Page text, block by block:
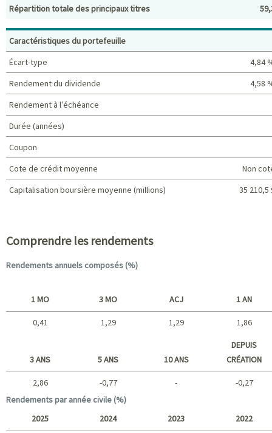
Principaux titres (%)
Répartition totale des principaux titres
Caractéristiques du portefeuille
Écart-type
4,84
Rendement du dividende
4,58
Rendement à l’échéance
Durée (années)
Coupon
Cote de crédit moyenne
Non
Capitalisation boursière moyenne (millions)
35 210,5
Comprendre les rendements
Rendements annuels composés (%)
1 MO 3 MO ACJ 1 AN
0,41 1,29 1,29 1,86
Long terme
3 ANS 5 ANS 10 ANS
DEPUIS
CRÉATION
2,86 -0,77 -
-0,27
Rendements par année civile (%)
2025 2024 2023 2022